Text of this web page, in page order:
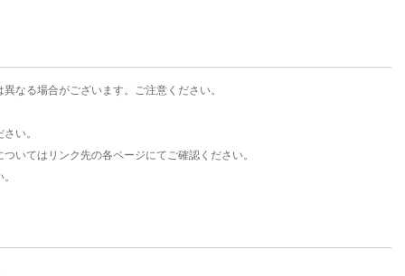
なる場合がございます。ご注意ください。
い。
いてはリンク先の各ページにてご確認ください。